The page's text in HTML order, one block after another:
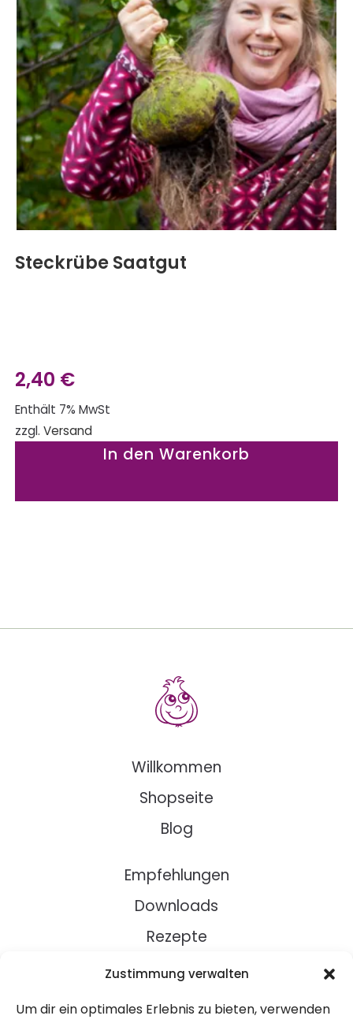
Zustimmung verwalten
Um dir ein optimales Erlebnis zu bieten, verwenden
Steckrübe Saatgut
2,40 €
Enthält 7% MwSt
zzgl. Versand
In den Warenkorb
Willkommen
Shopseite
Blog
Empfehlungen
Downloads
Rezepte
Über Uns
Kontakt